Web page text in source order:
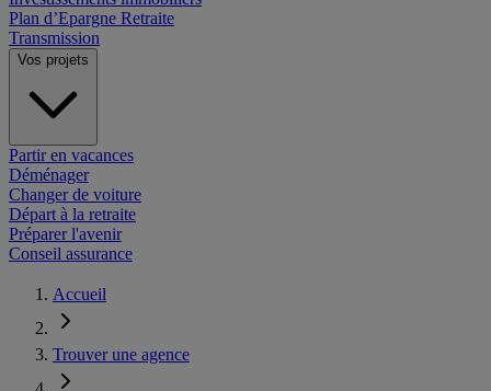
Plan d’Epargne Retraite
Transmission
Vos projets
Partir en vacances
Déménager
Changer de voiture
Départ à la retraite
Préparer l'avenir
Conseil assurance
Accueil
Trouver une agence